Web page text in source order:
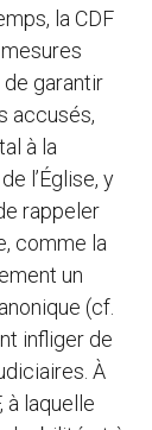
la CDF
garantir
accusés,
à la
l’Église, y
rappeler
comme la
un
(cf.
infliger de
À
à laquelle